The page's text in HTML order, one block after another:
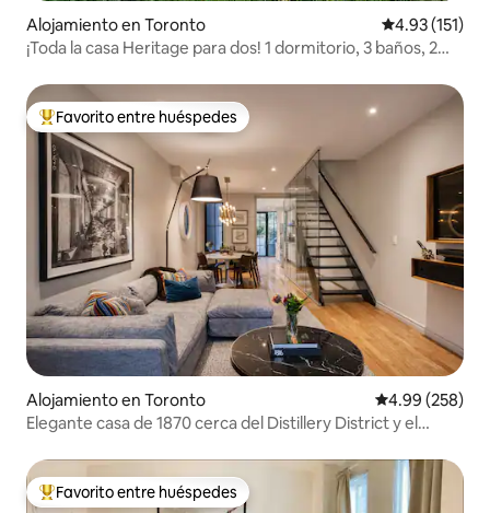
Alojamiento en Toronto Calificación
4.93 (151)
¡Toda la casa Heritage para dos! 1 dormitorio, 3 baños, 2
Favorito entre huéspedes preferido
Favorito entre huéspedes
Alojamiento en Toronto Calificación
4.99 (258)
Elegante casa de 1870 cerca del Distillery District y el
Favorito entre huéspedes preferido
Favorito entre huéspedes